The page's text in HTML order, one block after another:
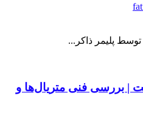
پلیمر ذاکر...
| بررسی فنی متریال‌ها و